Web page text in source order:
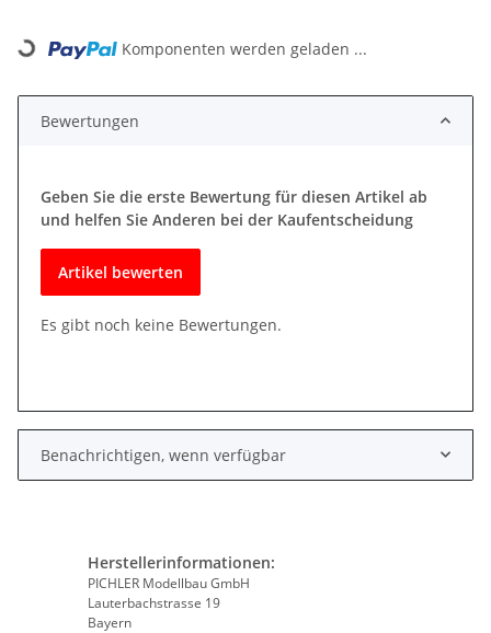
Loading... Komponenten werden geladen ...
Bewertungen
Geben Sie die erste Bewertung für diesen Artikel ab
und helfen Sie Anderen bei der Kaufentscheidung
Artikel bewerten
Es gibt noch keine Bewertungen.
Benachrichtigen, wenn verfügbar
Herstellerinformationen:
PICHLER Modellbau GmbH
Lauterbachstrasse 19
Bayern